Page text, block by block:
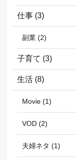
仕事 (3)
副業 (2)
子育て (3)
生活 (8)
Movie (1)
VOD (2)
夫婦ネタ (1)